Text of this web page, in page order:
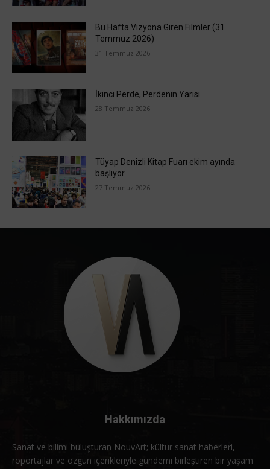
Bu Hafta Vizyona Giren Filmler (31
Temmuz 2026)
31 Temmuz 2026
İkinci Perde, Perdenin Yarısı
28 Temmuz 2026
Tüyap Denizli Kitap Fuarı ekim ayında
başlıyor
27 Temmuz 2026
Hakkımızda
Sanat ve bilimi buluşturan NouvArt; kültür sanat haberleri,
röportajlar ve özgün içerikleriyle gündemi birleştiren bir yaşam